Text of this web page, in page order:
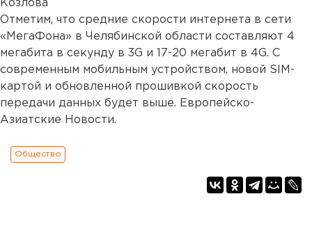
Козлова
Отметим, что средние скорости интернета в сети
«МегаФона» в Челябинской области составляют 4
мегабита в секунду в 3G и 17-20 мегабит в 4G. С
современным мобильным устройством, новой SIM-
картой и обновленной прошивкой скорость
передачи данных будет выше. Европейско-
Азиатские Новости.
Общество